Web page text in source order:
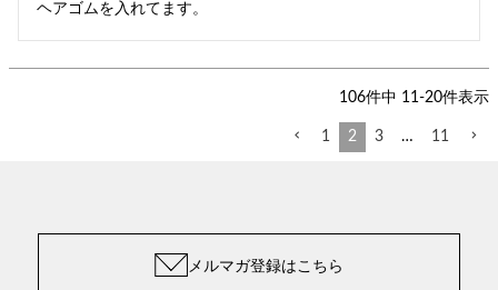
ヘアゴムを入れてます。
106件中 11-20件表示
1 2 3 … 11
メルマガ登録はこちら